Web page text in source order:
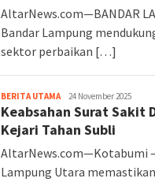
AltarNews.com—BANDAR
Bandar Lampung
sektor perbaikan […]
BERITA UTAMAAltarnews
24 November 2025
Keabsahan Surat Sakit
Kejari Tahan Subli
AltarNews.com—Kotabumi
Lampung Utara